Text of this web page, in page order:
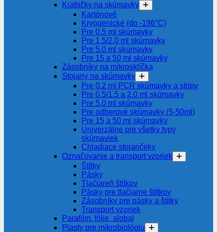
Krabičky na skúmavky
Kartónové
Kryogenické (do -196°C)
Pre 0.5 ml skúmavky
Pre 1.5/2.0 ml skúmavky
Pre 5.0 ml skúmavky
Pre 15 a 50 ml skúmavky
Zásobníky na mikrosklíčka
Stojany na skúmavky
Pre 0.2 ml PCR skúmavky a strípy
Pre 0.5/1.5 a 2.0 ml skúmavky
Pre 5.0 ml skúmavky
Pre odberové skúmavky (5-50ml)
Pre 15 a 50 ml skúmavky
Univerzálne pre všetky typy
skúmaviek
Chladiace stojančeky
Označovanie a transport vzoriek
Štítky
Pásky
Tlačiareň štítkov
Pásky pre tlačiarne štítkov
Zásobníky pre pásky a štítky
Transport vzoriek
Parafilm, fólie, alobal
Plasty pre mikrobiológiu